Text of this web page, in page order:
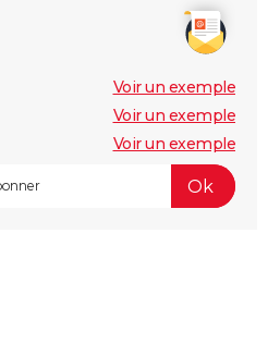
Voir un exemple
Voir un exemple
Voir un exemple